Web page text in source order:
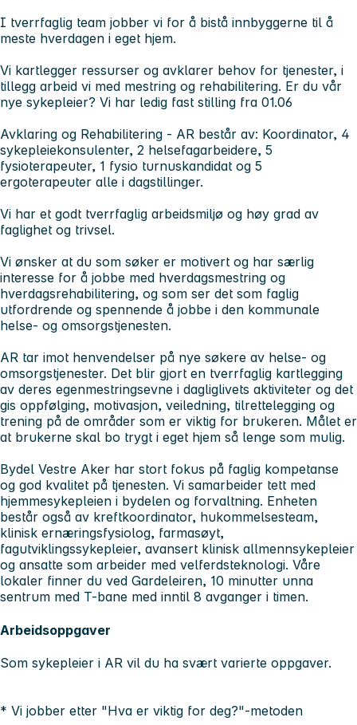
I tverrfaglig team jobber vi for å bistå innbyggerne til å
meste hverdagen i eget hjem.
Vi kartlegger ressurser og avklarer behov for tjenester, i
tillegg arbeid vi med mestring og rehabilitering. Er du vår
nye sykepleier? Vi har ledig fast stilling fra 01.06
Avklaring og Rehabilitering - AR består av: Koordinator, 4
sykepleiekonsulenter, 2 helsefagarbeidere, 5
fysioterapeuter, 1 fysio turnuskandidat og 5
ergoterapeuter alle i dagstillinger.
Vi har et godt tverrfaglig arbeidsmiljø og høy grad av
faglighet og trivsel.
Vi ønsker at du som søker er motivert og har særlig
interesse for å jobbe med hverdagsmestring og
hverdagsrehabilitering, og som ser det som faglig
utfordrende og spennende å jobbe i den kommunale
helse- og omsorgstjenesten.
AR tar imot henvendelser på nye søkere av helse- og
omsorgstjenester. Det blir gjort en tverrfaglig kartlegging
av deres egenmestringsevne i dagliglivets aktiviteter og det
gis oppfølging, motivasjon, veiledning, tilrettelegging og
trening på de områder som er viktig for brukeren. Målet er
at brukerne skal bo trygt i eget hjem så lenge som mulig.
Bydel Vestre Aker har stort fokus på faglig kompetanse
og god kvalitet på tjenesten. Vi samarbeider tett med
hjemmesykepleien i bydelen og forvaltning. Enheten
består også av kreftkoordinator, hukommelsesteam,
klinisk ernæringsfysiolog, farmasøyt,
fagutviklingssykepleier, avansert klinisk allmennsykepleier
og ansatte som arbeider med velferdsteknologi. Våre
lokaler finner du ved Gardeleiren, 10 minutter unna
sentrum med T-bane med inntil 8 avganger i timen.
Arbeidsoppgaver
Som sykepleier i AR vil du ha svært varierte oppgaver.
* Vi jobber etter "Hva er viktig for deg?"-metoden